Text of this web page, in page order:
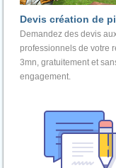
Devis création de
Demandez des devis
professionnels de votre
3mn, gratuitement et
engagement.